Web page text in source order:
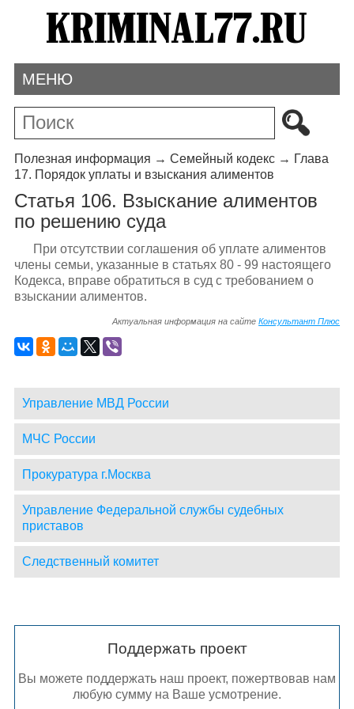
МЕНЮ
Полезная информация → Семейный кодекс→ Глава
17. Порядок уплаты и взыскания алиментов
Статья 106. Взыскание алиментов
по решению суда
При отсутствии соглашения об уплате алиментов
члены семьи, указанные в статьях 80 - 99 настоящего
Кодекса, вправе обратиться в суд с требованием о
взыскании алиментов.
Актуальная информация на сайтеКонсультант Плюс
Управление МВД России
МЧС России
Прокуратура г.Москва
Управление Федеральной службы судебных
приставов
Следственный комитет
Поддержать проект
Вы можете поддержать наш проект, пожертвовав нам
любую сумму на Ваше усмотрение.